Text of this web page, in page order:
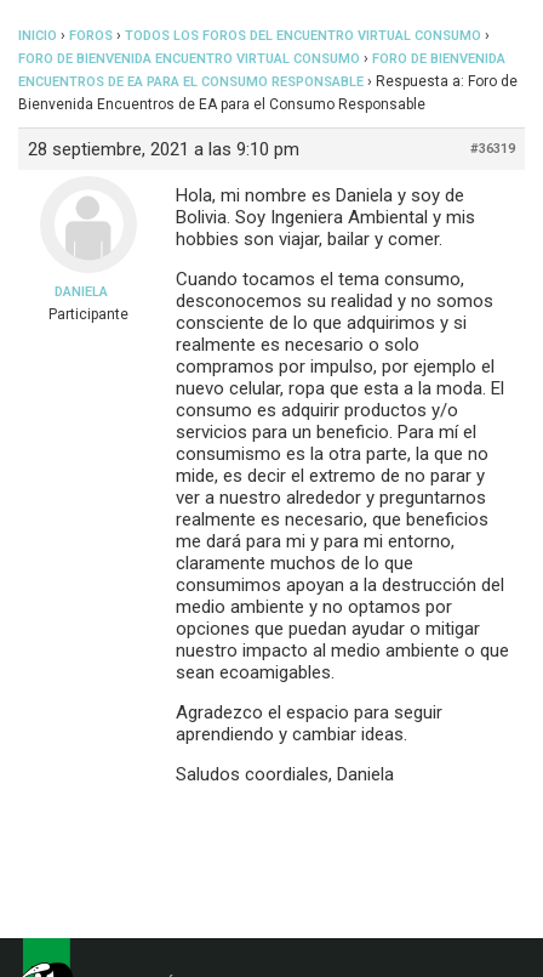
INICIO › FOROS › TODOS LOS FOROS DEL ENCUENTRO VIRTUAL CONSUMO ›
FORO DE BIENVENIDA ENCUENTRO VIRTUAL CONSUMO › FORO DE BIENVENIDA
ENCUENTROS DE EA PARA EL CONSUMO RESPONSABLE › Respuesta a: Foro de
Bienvenida Encuentros de EA para el Consumo Responsable
28 septiembre, 2021 a las 9:10 pm #36319
DANIELA
Participante
Hola, mi nombre es Daniela y soy de
Bolivia. Soy Ingeniera Ambiental y mis
hobbies son viajar, bailar y comer.
Cuando tocamos el tema consumo,
desconocemos su realidad y no somos
consciente de lo que adquirimos y si
realmente es necesario o solo
compramos por impulso, por ejemplo el
nuevo celular, ropa que esta a la moda. El
consumo es adquirir productos y/o
servicios para un beneficio. Para mí el
consumismo es la otra parte, la que no
mide, es decir el extremo de no parar y
ver a nuestro alrededor y preguntarnos
realmente es necesario, que beneficios
me dará para mi y para mi entorno,
claramente muchos de lo que
consumimos apoyan a la destrucción del
medio ambiente y no optamos por
opciones que puedan ayudar o mitigar
nuestro impacto al medio ambiente o que
sean ecoamigables.
Agradezco el espacio para seguir
aprendiendo y cambiar ideas.
Saludos coordiales, Daniela